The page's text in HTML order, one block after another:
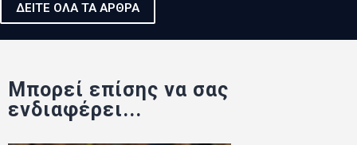
ΔΕΙΤΕ ΟΛΑ ΤΑ ΑΡΘΡΑ
Μπορεί επίσης να σας
ενδιαφέρει...